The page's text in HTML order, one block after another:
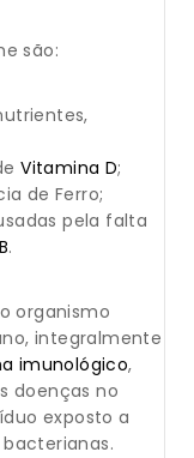
são:
Vitamina D;
de Ferro;
pela falta
.
organismo
integralmente
imunológico,
doenças no
exposto a